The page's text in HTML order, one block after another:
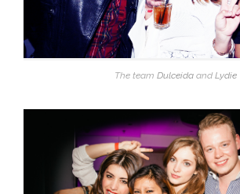
The team Dulceida and Lydie